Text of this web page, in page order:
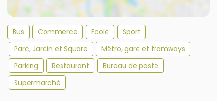
Bus Commerce Ecole
Sport
Parc, Jardin et Square
Métro, gare et tramways
Parking
Restaurant
Bureau de poste
Supermarché